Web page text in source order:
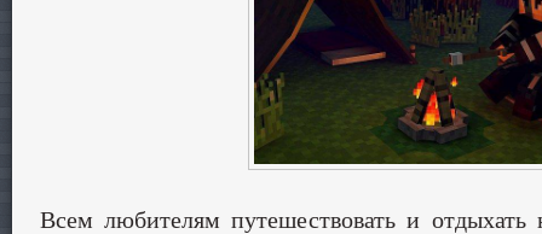
Всем любителям путешествовать и отдыхать